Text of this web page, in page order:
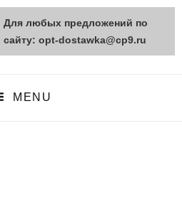
MENU
Для любых предложений по
сайту: opt-dostawka@cp9.ru